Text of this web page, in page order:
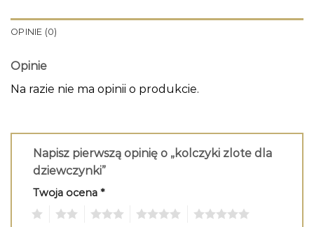
OPINIE (0)
Opinie
Na razie nie ma opinii o produkcie.
Napisz pierwszą opinię o „kolczyki zlote dla
dziewczynki”
Twoja ocena *